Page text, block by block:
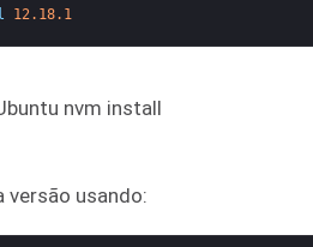
12.18.1
versão usando: